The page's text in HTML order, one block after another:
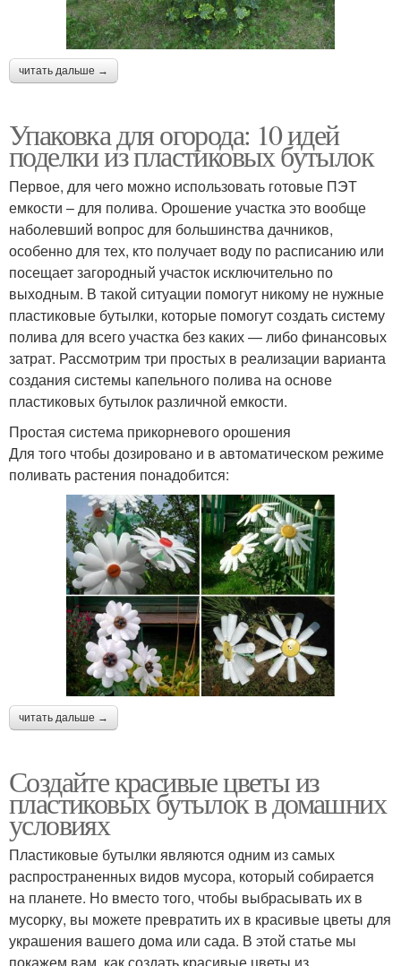
читать дальше →
Упаковка для огорода: 10 идей
поделки из пластиковых бутылок
Первое, для чего можно использовать готовые ПЭТ
емкости – для полива. Орошение участка это вообще
наболевший вопрос для большинства дачников,
особенно для тех, кто получает воду по расписанию или
посещает загородный участок исключительно по
выходным. В такой ситуации помогут никому не нужные
пластиковые бутылки, которые помогут создать систему
полива для всего участка без каких — либо финансовых
затрат. Рассмотрим три простых в реализации варианта
создания системы капельного полива на основе
пластиковых бутылок различной емкости.
Простая система прикорневого орошения
Для того чтобы дозировано и в автоматическом режиме
поливать растения понадобится:
читать дальше →
Создайте красивые цветы из
пластиковых бутылок в домашних
условиях
Пластиковые бутылки являются одним из самых
распространенных видов мусора, который собирается
на планете. Но вместо того, чтобы выбрасывать их в
мусорку, вы можете превратить их в красивые цветы для
украшения вашего дома или сада. В этой статье мы
покажем вам, как создать красивые цветы из